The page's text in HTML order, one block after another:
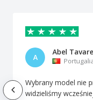
A
Abel
Wybrany model nie
widzieliśmy